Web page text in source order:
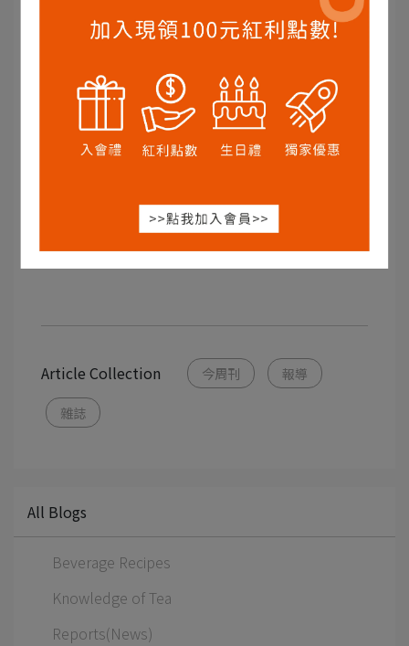
Article Collection 今周刊 報導
雜誌
All Blogs
Beverage Recipes
Knowledge of Tea
Reports(News)